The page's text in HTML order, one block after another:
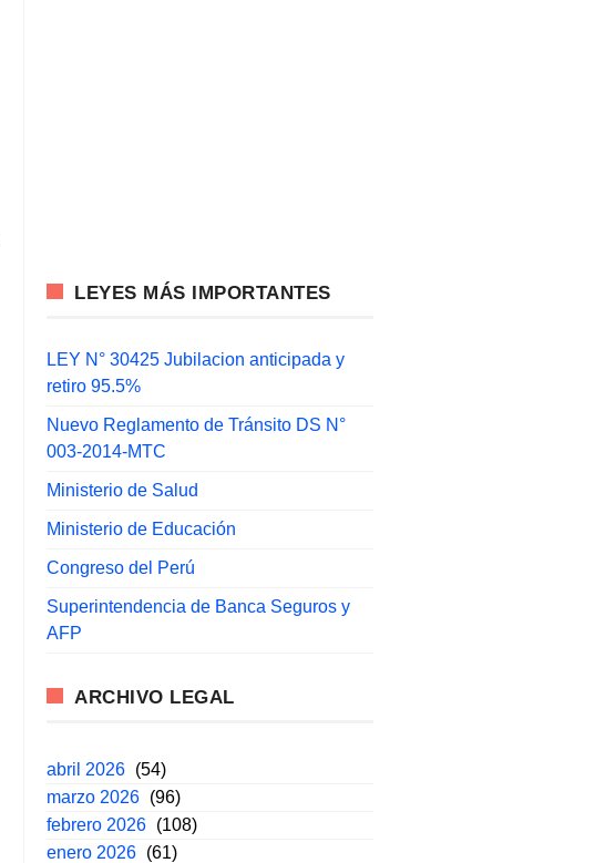
LEYES MÁS IMPORTANTES
LEY N° 30425 Jubilacion anticipada y
retiro 95.5%
Nuevo Reglamento de Tránsito DS N°
003-2014-MTC
Ministerio de Salud
Ministerio de Educación
Congreso del Perú
Superintendencia de Banca Seguros y
AFP
ARCHIVO LEGAL
abril 2026 (54)
marzo 2026 (96)
febrero 2026 (108)
enero 2026 (61)